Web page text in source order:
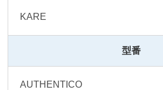
KARE
型番
AUTHENTICO